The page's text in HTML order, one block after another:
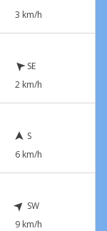
3 km/h
SE
2 km/h
S
6 km/h
SW
9 km/h